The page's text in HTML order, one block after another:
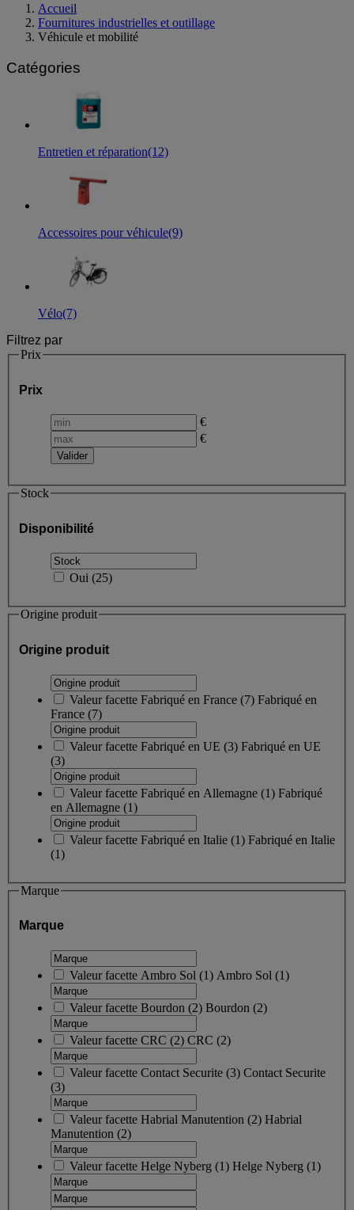
Accueil
Fournitures industrielles et outillage
Véhicule et mobilité
Catégories
Entretien et réparation(12)
Accessoires pour véhicule(9)
Vélo(7)
Filtrez par
Prix
Prix
€
€
Stock
Disponibilité
Oui (25)
Origine produit
Origine produit
Valeur facette Fabriqué en France (7) Fabriqué en
France (7)
Valeur facette Fabriqué en UE (3) Fabriqué en UE
(3)
Valeur facette Fabriqué en Allemagne (1) Fabriqué
en Allemagne (1)
Valeur facette Fabriqué en Italie (1) Fabriqué en Italie
(1)
Marque
Marque
Valeur facette Ambro Sol (1) Ambro Sol (1)
Valeur facette Bourdon (2) Bourdon (2)
Valeur facette CRC (2) CRC (2)
Valeur facette Contact Securite (3) Contact Securite
(3)
Valeur facette Habrial Manutention (2) Habrial
Manutention (2)
Valeur facette Helge Nyberg (1) Helge Nyberg (1)